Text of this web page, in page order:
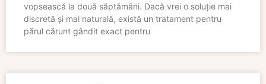
vopsească la două săptămâni. Dacă vrei o soluție mai
discretă și mai naturală, există un tratament pentru
părul cărunt gândit exact pentru